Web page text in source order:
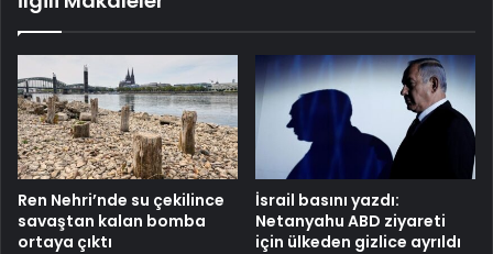
Ren Nehri’nde su çekilince
savaştan kalan bomba
ortaya çıktı
İsrail basını yazdı:
Netanyahu ABD ziyareti
için ülkeden gizlice ayrıldı